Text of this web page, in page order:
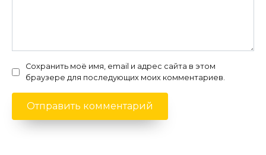
Сохранить моё имя, email и адрес сайта в этом
браузере для последующих моих комментариев.